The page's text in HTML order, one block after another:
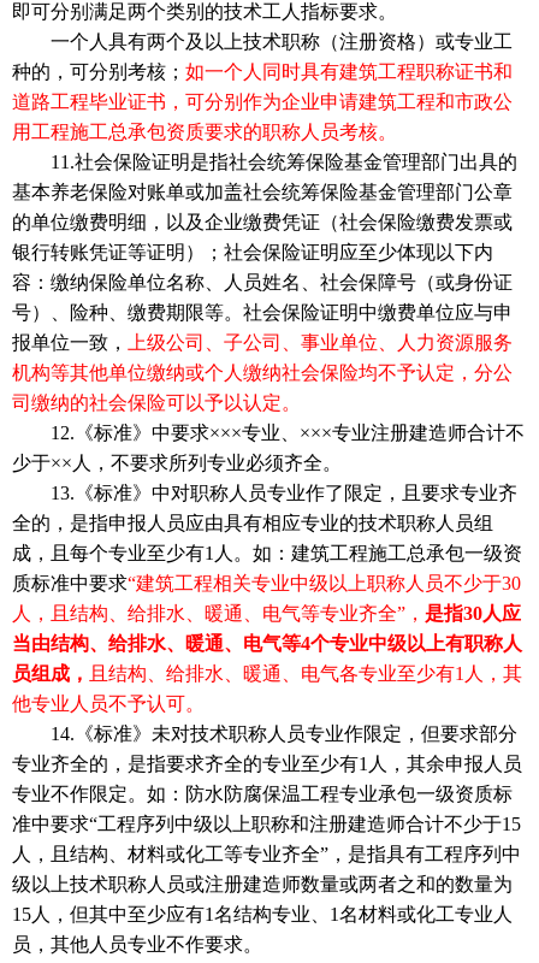
即可分别满足两个类别的技术工人指标要求。
一个人具有两个及以上技术职称（注册资格）或专业工
种的，可分别考核； 如一个人同时具有建筑工程职称证书和
道路工程毕业证书，可分别作为企业申请建筑工程和市政公
用工程施工总承包资质要求的职称人员考核。
11.社会保险证明是指社会统筹保险基金管理部门出具的
基本养老保险对账单或加盖社会统筹保险基金管理部门公章
的单位缴费明细，以及企业缴费凭证（社会保险缴费发票或
银行转账凭证等证明）；社会保险证明应至少体现以下内
容：缴纳保险单位名称、人员姓名、社会保障号（或身份证
号）、险种、缴费期限等。社会保险证明中缴费单位应与申
报单位一致，
上级公司、子公司、事业单位、人力资源服务
机构等其他单位缴纳或个人缴纳社会保险均不予认定，分公
司缴纳的社会保险可以予以认定。
12.《标准》中要求×××专业、×××专业注册建造师合计不
少于××人，不要求所列专业必须齐全。
13.《标准》中对职称人员专业作了限定，且要求专业齐
全的，是指申报人员应由具有相应专业的技术职称人员组
成，且每个专业至少有1人。如：建筑工程施工总承包一级资
质标准中要求“建筑工程相关专业中级以上职称人员不少于30
人，且结构、给排水、暖通、电气等专业齐全”， 是指30人应
当由结构、给排水、暖通、电气等4个专业中级以上有职称人
员组成， 且结构、给排水、暖通、电气各专业至少有1人，其
他专业人员不予认可。
14.《标准》未对技术职称人员专业作限定，但要求部分
专业齐全的，是指要求齐全的专业至少有1人，其余申报人员
专业不作限定。如：防水防腐保温工程专业承包一级资质标
准中要求“工程序列中级以上职称和注册建造师合计不少于15
人，且结构、材料或化工等专业齐全”，是指具有工程序列中
级以上技术职称人员或注册建造师数量或两者之和的数量为
15人，但其中至少应有1名结构专业、1名材料或化工专业人
员，其他人员专业不作要求。